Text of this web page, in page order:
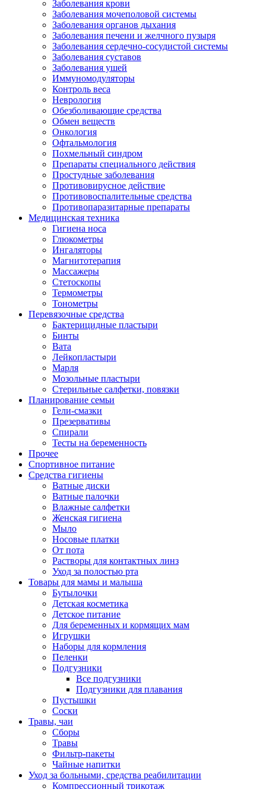
Заболевания крови
Заболевания мочеполовой системы
Заболевания органов дыхания
Заболевания печени и желчного пузыря
Заболевания сердечно-сосудистой системы
Заболевания суставов
Заболевания ушей
Иммуномодуляторы
Контроль веса
Неврология
Обезболивающие средства
Обмен веществ
Онкология
Офтальмология
Похмельный синдром
Препараты специального действия
Простудные заболевания
Противовирусное действие
Противовоспалительные средства
Противопаразитарные препараты
Медицинская техника
Гигиена носа
Глюкометры
Ингаляторы
Магнитотерапия
Массажеры
Стетоскопы
Термометры
Тонометры
Перевязочные средства
Бактерицидные пластыри
Бинты
Вата
Лейкопластыри
Марля
Мозольные пластыри
Стерильные салфетки, повязки
Планирование семьи
Гели-смазки
Презервативы
Спирали
Тесты на беременность
Прочее
Спортивное питание
Средства гигиены
Ватные диски
Ватные палочки
Влажные салфетки
Женская гигиена
Мыло
Носовые платки
От пота
Растворы для контактных линз
Уход за полостью рта
Товары для мамы и малыша
Бутылочки
Детская косметика
Детское питание
Для беременных и кормящих мам
Игрушки
Наборы для кормления
Пеленки
Подгузники
Все подгузники
Подгузники для плавания
Пустышки
Соски
Травы, чаи
Сборы
Травы
Фильтр-пакеты
Чайные напитки
Уход за больными, средства реабилитации
Компрессионный трикотаж